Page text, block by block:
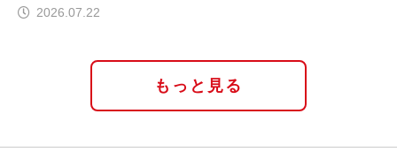
2026.07.22
もっと見る